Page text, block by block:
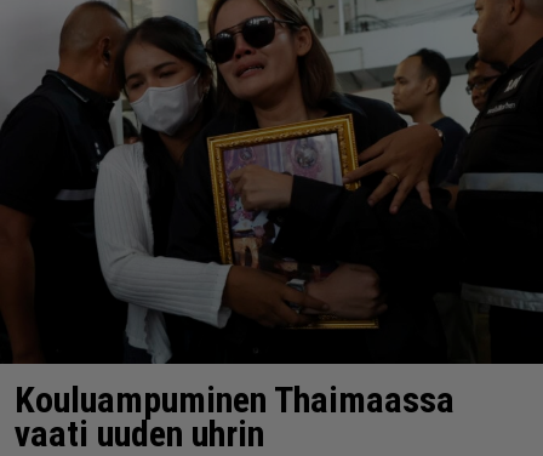
Kouluampuminen Thaimaassa
vaati uuden uhrin